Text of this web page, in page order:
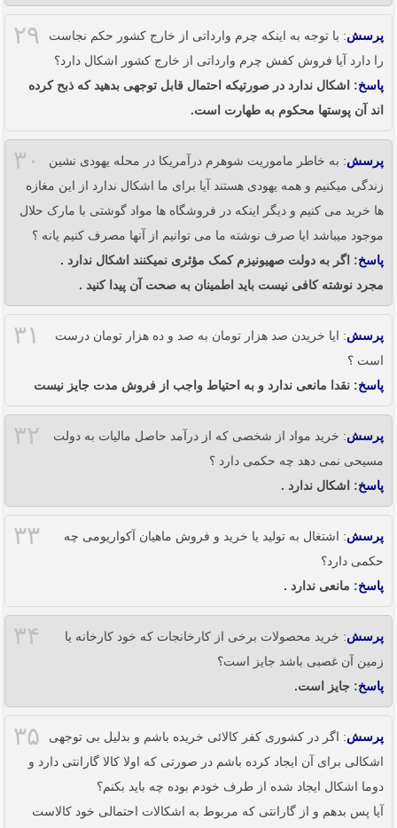
۲۹ پرسش: با توجه به اینکه چرم وارداتی از خارج کشور حکم نجاست
را دارد آیا فروش کفش چرم وارداتی از خارج کشور اشکال دارد؟
پاسخ: اشکال ندارد در صورتیکه احتمال قابل توجهی بدهید که ذبح کرده
اند آن پوستها محکوم به طهارت است.
۳۰ پرسش: به خاطر ماموریت شوهرم درآمریکا در محله یهودی نشین
زندگی میکنیم و همه یهودی هستند آیا برای ما اشکال ندارد از این مغازه
ها خرید می کنیم و دیگر اینکه در فروشگاه ها مواد گوشتی با مارک حلال
موجود میباشد ایا صرف نوشته ما می توانیم از آنها مصرف کنیم یانه ؟
پاسخ: اگر به دولت صهیونیزم کمک مؤثری نمیکنند اشکال ندارد .
مجرد نوشته کافی نیست باید اطمینان به صحت آن پیدا کنید .
۳۱ پرسش: ایا خریدن صد هزار تومان به صد و ده هزار تومان درست
است ؟
پاسخ: نقدا مانعی ندارد و به احتیاط واجب از فروش مدت جایز نیست
۳۲ پرسش: خرید مواد از شخصی که از درآمد حاصل مالیات به دولت
مسیحی نمی دهد چه حکمی دارد ؟
پاسخ: اشکال ندارد .
۳۳ پرسش: اشتغال به تولید یا خرید و فروش ماهیان آکواریومی چه
حکمی دارد؟
پاسخ: مانعی ندارد .
۳۴ پرسش: خرید محصولات برخی از کارخانجات که خود کارخانه یا
زمین آن غصبی باشد جایز است؟
پاسخ: جایز است.
۳۵ پرسش: اگر در کشوری کفر کالائی خریده باشم و بدلیل بی توجهی
اشکالی برای آن ایجاد کرده باشم در صورتی که اولا کالا گارانتی دارد و
دوما اشکال ایجاد شده از طرف خودم بوده چه باید بکنم؟
آیا پس بدهم و از گارانتی که مربوط به اشکالات احتمالی خود کالاست